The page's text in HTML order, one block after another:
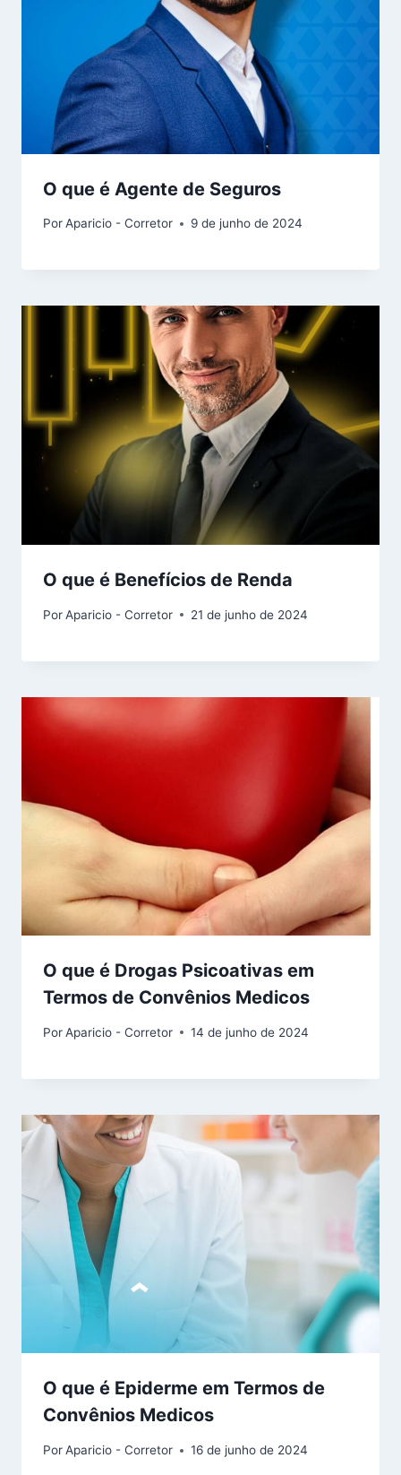
O que é Agente de Seguros
PorAparicio - Corretor 9 de junho de 2024
O que é Benefícios de Renda
PorAparicio - Corretor 21 de junho de 2024
O que é Drogas Psicoativas em
Termos de Convênios Medicos
PorAparicio - Corretor 14 de junho de 2024
O que é Epiderme em Termos de
Convênios Medicos
PorAparicio - Corretor 16 de junho de 2024